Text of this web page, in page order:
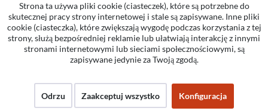
Strona ta używa pliki cookie (ciasteczek), które są potrzebne do
skutecznej pracy strony internetowej i stale są zapisywane. Inne pliki
cookie (ciasteczka), które zwiększają wygodę podczas korzystania z tej
strony, służą bezpośredniej reklamie lub ułatwiają interakcję z innymi
stronami internetowymi lub sieciami społecznościowymi, są
zapisywane jedynie za Twoją zgodą.
Odrzu Zaakceptuj wszystko Konfiguracja